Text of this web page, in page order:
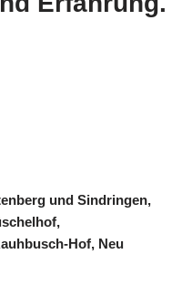
und Sindringen,
Hof, Neu